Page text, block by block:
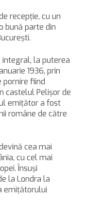
recepţie, cu un
bună parte din
la puterea
1936, prin
pornire fiind
castelul Pelişor de
emiţător a fost
române de către
cea mai
cu cel mai
Însuşi
la Londra la
emiţătorului